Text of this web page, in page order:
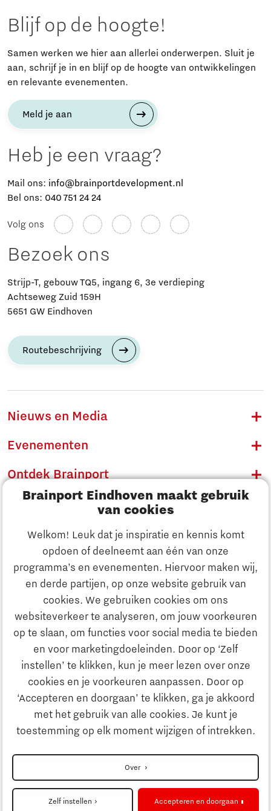
Brainport Eindhoven maakt gebruik
van cookies
Welkom! Leuk dat je inspiratie en kennis komt
opdoen of deelneemt aan één van onze
programma’s en evenementen. Hiervoor maken wij,
en derde partijen, op onze website gebruik van
cookies. We gebruiken cookies om ons
websiteverkeer te analyseren, om jouw voorkeuren
op te slaan, om functies voor social media te bieden
en voor marketingdoeleinden. Door op ‘Zelf
instellen’ te klikken, kun je meer lezen over onze
cookies en je voorkeuren aanpassen. Door op
‘Accepteren en doorgaan’ te klikken, ga je akkoord
met het gebruik van alle cookies. Je kunt je
toestemming op elk moment wijzigen of intrekken.
Over
Zelf instellen Accepteren en doorgaan
Ontdek Brainport
Innovatie
Ondernemen
Onderwijs
Strategie & Organisatie
Blijf op de hoogte!
Samen werken we hier aan allerlei onderwerpen. Sluit je
aan, schrijf je in en blijf op de hoogte van ontwikkelingen
en relevante evenementen.
Meld je aan
Heb je een vraag?
Mail ons: info@brainportdevelopment.nl
Bel ons: 040 751 24 24
Volg ons
Bezoek ons
Strijp-T, gebouw TQ5, ingang 6, 3e verdieping
Achtseweg Zuid 159H
5651 GW Eindhoven
Routebeschrijving
Nieuws en Media
Evenementen
Ontdek Brainport
Innovatie
Ondernemen
Onderwijs
Maatschappelijk
Strategie & Organisatie
Zoeken
Contact
Naar internationale website
Privacyverklaring